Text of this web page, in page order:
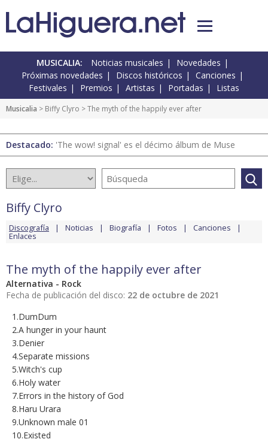
MUSICALIA: Noticias musicales
Novedades
Próximas novedades
Discos históricos
Canciones
Festivales
Premios Artistas Portadas Listas
Musicalia > Biffy Clyro > The myth of the happily ever after
Destacado: 'The wow! signal' es el décimo álbum de Muse
Biffy Clyro
Discografía Noticias Biografía Fotos Canciones
Enlaces
The myth of the happily ever after
Alternativa - Rock
Fecha de publicación del disco: 22 de octubre de 2021
1.DumDum
2.A hunger in your haunt
3.Denier
4.Separate missions
5.Witch's cup
6.Holy water
7.Errors in the history of God
8.Haru Urara
9.Unknown male 01
10.Existed